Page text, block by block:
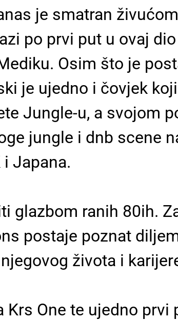
je smatran
po prvi put u ovaj
Osim što je
je ujedno i čovjek
Jungle-u, a svojom
jungle i dnb scene
i Japana.
glazbom ranih 80ih.
postaje poznat
života i
Krs One te ujedno